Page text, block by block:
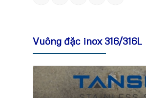
Vuông đặc inox 316/316L